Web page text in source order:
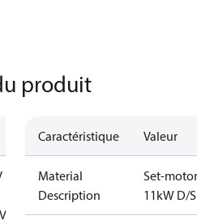
produit
Caractéristique Valeur
Material
Description
Set-motor
11kW D/S